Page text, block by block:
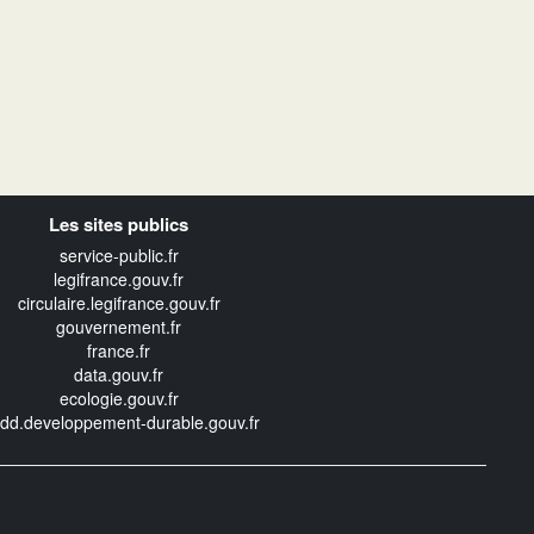
Les sites publics
service-public.fr
legifrance.gouv.fr
circulaire.legifrance.gouv.fr
gouvernement.fr
france.fr
data.gouv.fr
ecologie.gouv.fr
durable.gouv.fr